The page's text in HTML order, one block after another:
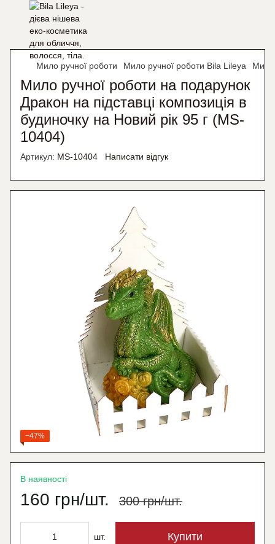
Мило ручної роботи Мило ручної роботи Bila Lileya Мило
Мило ручної роботи на подарунок
Дракон на підставці композиція в
будиночку на Новий рік 95 г (MS-
10404)
Артикул: MS-10404 Написати відгук
−47%
В наявності
160 грн/шт. 300 грн/шт.
шт. Купити